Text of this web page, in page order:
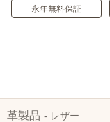
永年無料保証
革製品 ‐ レザー